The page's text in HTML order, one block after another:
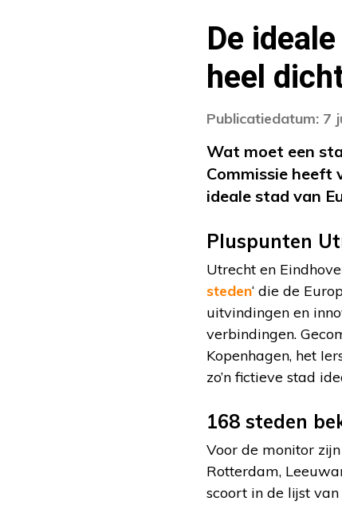
De
heel
Publicatiedatum: 7
Wat moet een
Commissie heeft
ideale stad van
Pluspunten
Utrecht en
steden‘ die de
uitvindingen en
verbindingen.
Kopenhagen, het
zo’n fictieve stad
168 steden
Voor de monitor
Rotterdam,
scoort in de lijst